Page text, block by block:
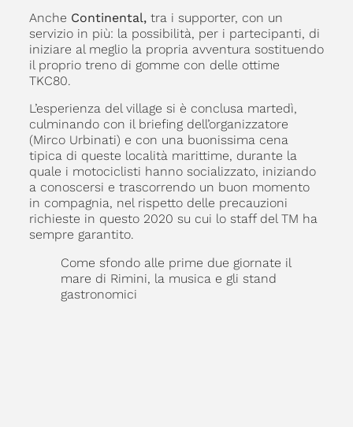
Anche Continental, tra i supporter, con un
servizio in più: la possibilità, per i partecipanti, di
iniziare al meglio la propria avventura sostituendo
il proprio treno di gomme con delle ottime
TKC80.
L’esperienza del village si è conclusa martedì,
culminando con il briefing dell’organizzatore
(Mirco Urbinati) e con una buonissima cena
tipica di queste località marittime, durante la
quale i motociclisti hanno socializzato, iniziando
a conoscersi e trascorrendo un buon momento
in compagnia, nel rispetto delle precauzioni
richieste in questo 2020 su cui lo staff del TM ha
sempre garantito.
Come sfondo alle prime due giornate il
mare di Rimini, la musica e gli stand
gastronomici